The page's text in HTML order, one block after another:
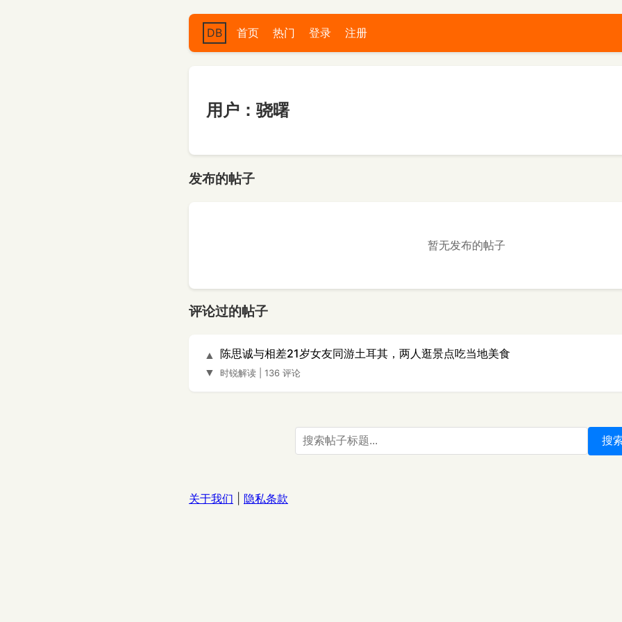
DB 首页 热门 登录 注册
用户：骁曙
发布的帖子
暂无发布的帖子
评论过的帖子
▲
▼
陈思诚与相差21岁女友同游土耳其，两人逛景点吃当地美食
时锐解读 136 评论
搜
关于我们 隐私条款